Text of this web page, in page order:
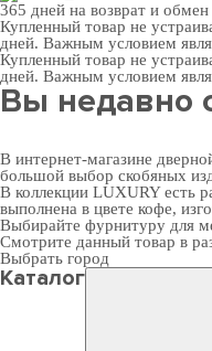
365 дней на возврат и обмен
Купленный товар не
дней. Важным условием
Купленный товар не
дней. Важным условием
Вы недавно
В интернет-магазине
большой выбор скобяных
В коллекции LUXURY есть
выполнена в цвете кофе,
Выбирайте фурнитуру для
Смотрите данный товар в
Выбрать город
Каталог